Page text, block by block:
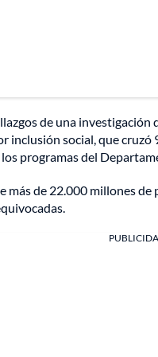
de una
inclusión social, que
programas del
más de 22.000 millones